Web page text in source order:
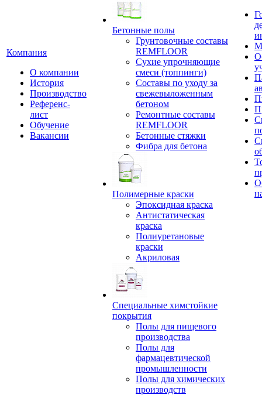
Компания
О компании
История
Производство
Референс-
лист
Обучение
Вакансии
Бетонные полы
Грунтовочные составы
REMFLOOR
Сухие упрочняющие
смеси (топпинги)
Составы по уходу за
свежевыложенным
бетоном
Ремонтные составы
REMFLOOR
Бетонные стяжки
Фибра для бетона
Полимерные краски
Эпоксидная краска
Антистатическая
краска
Полиуретановые
краски
Акриловая
Специальные химстойкие
покрытия
Полы для пищевого
производства
Полы для
фармацевтической
промышленности
Полы для химических
производств